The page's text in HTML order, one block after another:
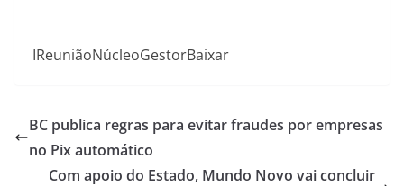
IReuniãoNúcleoGestorBaixar
BC publica regras para evitar fraudes por empresas
no Pix automático
Com apoio do Estado, Mundo Novo vai concluir